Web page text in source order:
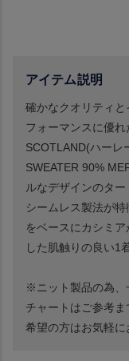
アイテム説明
確かなクオリティ
フォーマンスに優
SCOTLAND(ハーレ
SWEATER 90%
ルなデザインのタ
シームレス製法が
をベースにカシミ
した肌触りの良い1
※ニット製品の為、
チャートはご参考
希望の方はお気軽に